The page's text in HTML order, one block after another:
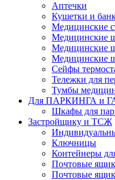
Аптечки
Кушетки и
Медицинские
Медицинские
Медицинские
Медицинские
Сейфы
Тележки для
Тумбы
Для ПАРКИНГА и
Шкафы для
Застройщику и ТСЖ
Ключницы
Контейнеры
Почтовые
Почтовые